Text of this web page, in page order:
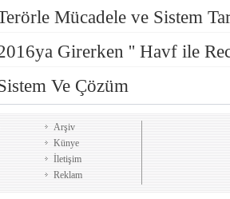
Mücadele ve Sistem
Girerken '' Havf ile
Ve Çözüm
Arşiv
Künye
İletişim
Reklam